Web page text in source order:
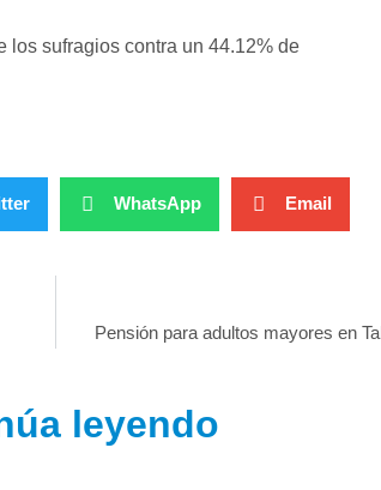
los sufragios contra un 44.12% de
WhatsApp Email
Pensión para adultos mayores en
leyendo